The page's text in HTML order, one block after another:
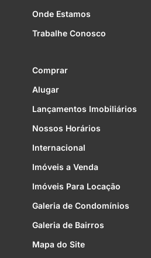
Onde Estamos
Trabalhe Conosco
Comprar
Alugar
Lançamentos Imobiliários
Nossos Horários
Internacional
Imóveis a Venda
Imóveis Para Locação
Galeria de Condomínios
Galeria de Bairros
Mapa do Site